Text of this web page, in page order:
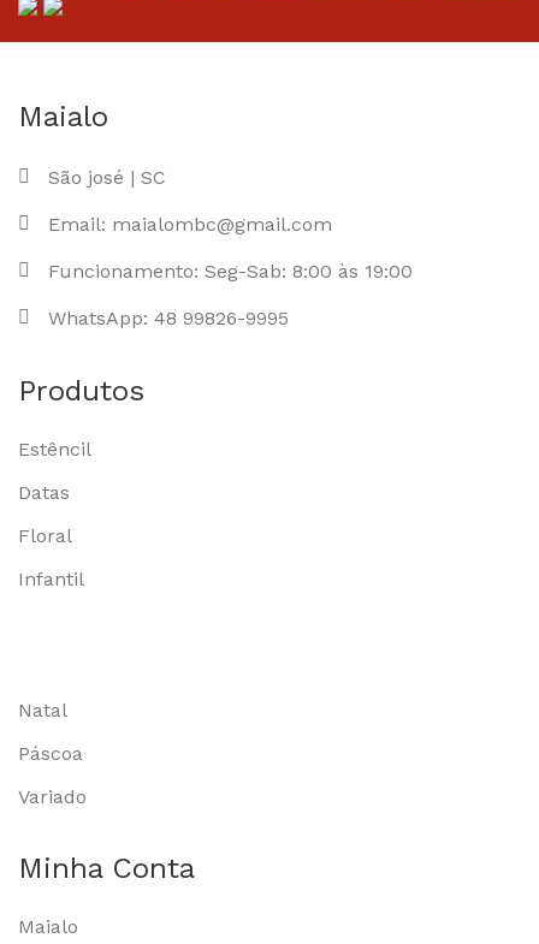
Maialo
São josé | SC
Email: maialombc@gmail.com
Funcionamento: Seg-Sab: 8:00 às 19:00
WhatsApp: 48 99826-9995
Produtos
Estêncil
Datas
Floral
Infantil
Natal
Páscoa
Variado
Minha Conta
Maialo